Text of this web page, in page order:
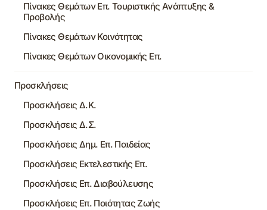
Πίνακες Θεμάτων Επ. Τουριστικής Ανάπτυξης &
Προβολής
Πίνακες Θεμάτων Κοινότητας
Πίνακες Θεμάτων Οικονομικής Επ.
Προσκλήσεις
Προσκλήσεις Δ.Κ.
Προσκλήσεις Δ.Σ.
Προσκλήσεις Δημ. Επ. Παιδείας
Προσκλήσεις Εκτελεστικής Επ.
Προσκλήσεις Επ. Διαβούλευσης
Προσκλήσεις Επ. Ποιότητας Ζωής